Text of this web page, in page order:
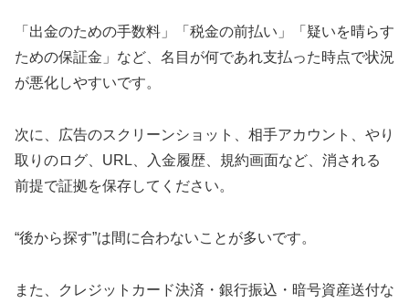
「出金のための手数料」「税金の前払い」「疑いを晴らす
ための保証金」など、名目が何であれ支払った時点で状況
が悪化しやすいです。
次に、広告のスクリーンショット、相手アカウント、やり
取りのログ、URL、入金履歴、規約画面など、消される
前提で証拠を保存してください。
“後から探す”は間に合わないことが多いです。
また、クレジットカード決済・銀行振込・暗号資産送付な